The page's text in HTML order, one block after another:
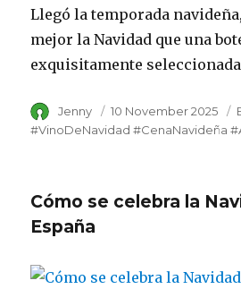
Llegó la temporada
mejor la Navidad que una
exquisitamente
Author
Jenny
Posted
on
10 November 2025
#VinoDeNavidad #CenaNavideña
Cómo se celebra la
España